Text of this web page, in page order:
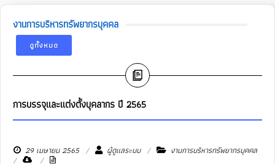
งานการบริหารทรัพยากรบุคคล
ดูทั้งหมด
การบรรจุและแต่งตั้งบุคลากร ปี 2565
29 เมษายน 2565 ผู้ดูแลระบบ งานการบริหารทรัพยากรบุคคล